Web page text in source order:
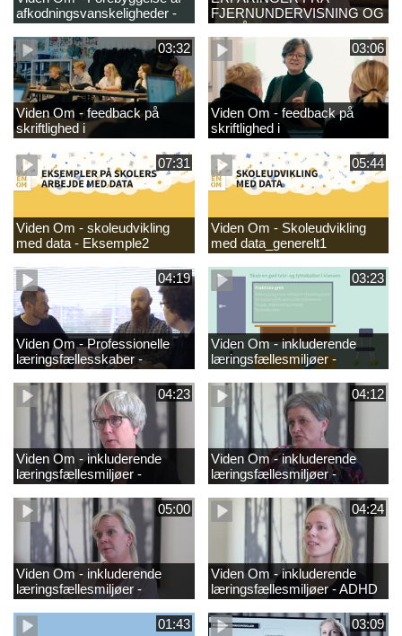
afkodningsvanskeligheder -
læsestart
FJERNUNDERVISNING OG
GENÅBNING
03:32
Viden Om - feedback på
skriftlighed i
danskundervisningen -
GRUND_
03:06
Viden Om - feedback på
skriftlighed i
danskundervisningen
07:31
Viden Om - skoleudvikling
med data - Eksemple2
05:44
Viden Om - Skoleudvikling
med data_generelt1
04:19
Viden Om - Professionelle
læringsfællesskaber -
GRUND
03:23
Viden Om - inkluderende
læringsfællesmiljøer -
hørenedsættelse_2
04:23
Viden Om - inkluderende
læringsfællesmiljøer -
synsnedsættelse
04:12
Viden Om - inkluderende
læringsfællesmiljøer -
ordblindhed
05:00
Viden Om - inkluderende
læringsfællesmiljøer -
autisme
04:24
Viden Om - inkluderende
læringsfællesmiljøer - ADHD
01:43 03:09